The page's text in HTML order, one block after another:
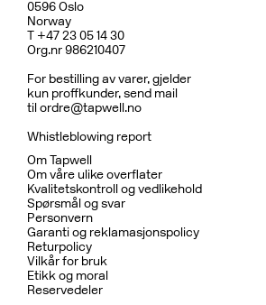
0596 Oslo
Norway
T +47 23 05 14 30
Org.nr 986210407
For bestilling av varer, gjelder
kun proffkunder, send mail
tilordre@tapwell.no
Whistleblowing report
Om Tapwell
Om våre ulike overflater
Kvalitetskontroll og vedlikehold
Spørsmål og svar
Personvern
Garanti og reklamasjonspolicy
Returpolicy
Vilkår for bruk
Etikk og moral
Reservedeler